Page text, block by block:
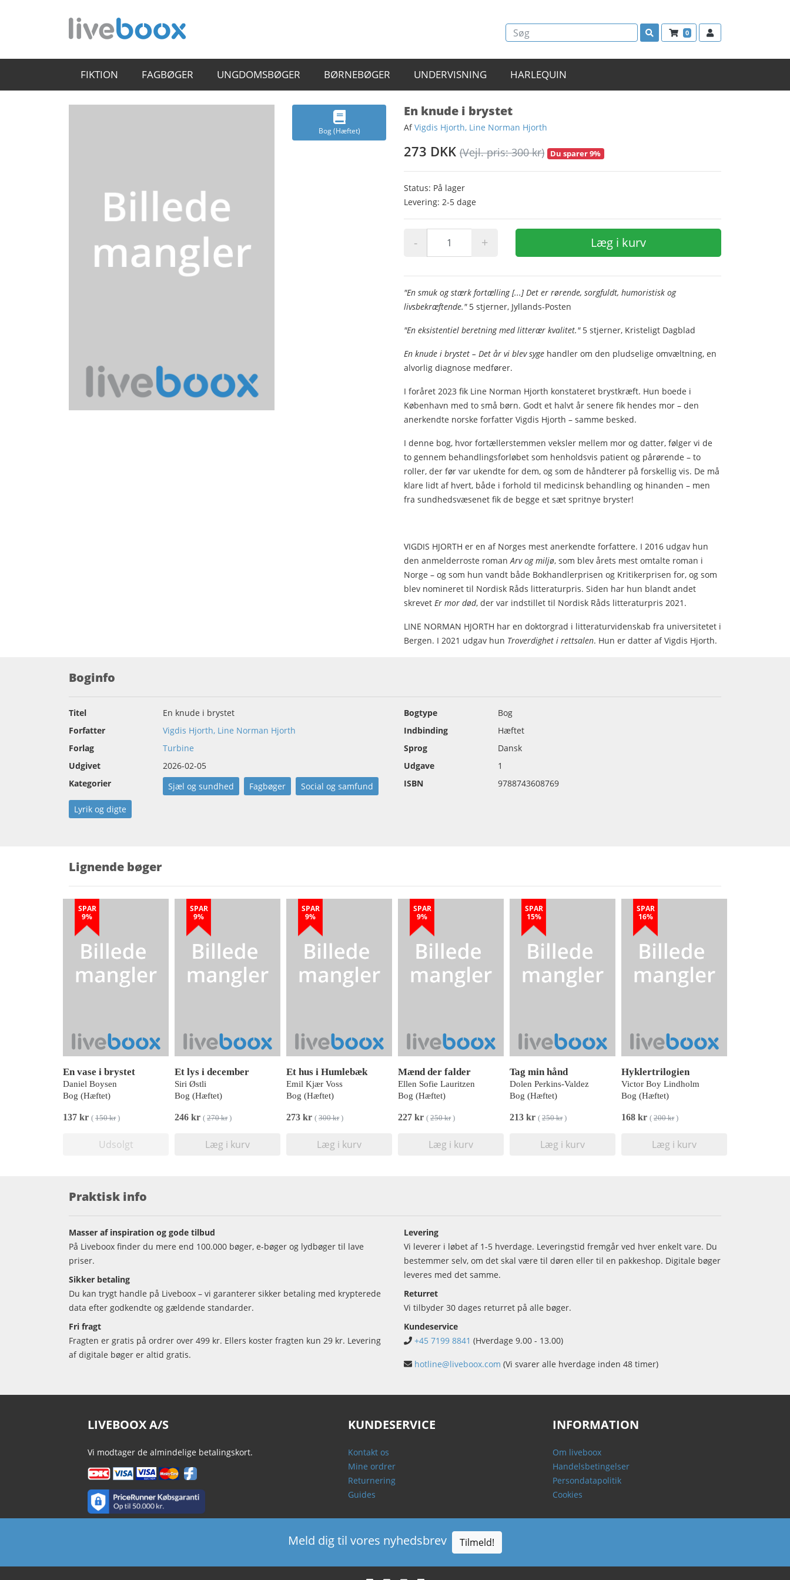
0
FIKTION FAGBØGER UNGDOMSBØGER BØRNEBØGER UNDERVISNING HARLEQUIN
Bog (Hæftet)
En knude i brystet
AfVigdis Hjorth, Line Norman Hjorth
273 DKK (Vejl. pris: 300 kr) Du sparer 9%
Status: På lager
Levering: 2-5 dage
- + Læg i kurv
"En smuk og stærk fortælling [...] Det er rørende, sorgfuldt, humoristisk og
livsbekræftende."5 stjerner, Jyllands-Posten
"En eksistentiel beretning med litterær kvalitet."5 stjerner, Kristeligt Dagblad
En knude i brystet – Det år vi blev syge handler om den pludselige omvæltning, en
alvorlig diagnose medfører.
I foråret 2023 fik Line Norman Hjorth konstateret brystkræft. Hun boede i
København med to små børn. Godt et halvt år senere fik hendes mor – den
anerkendte norske forfatter Vigdis Hjorth – samme besked.
I denne bog, hvor fortællerstemmen veksler mellem mor og datter, følger vi de
to gennem behandlingsforløbet som henholdsvis patient og pårørende – to
roller, der før var ukendte for dem, og som de håndterer på forskellig vis. De må
klare lidt af hvert, både i forhold til medicinsk behandling og hinanden – men
fra sundhedsvæsenet fik de begge et sæt spritnye bryster!
VIGDIS HJORTH er en af Norges mest anerkendte forfattere. I 2016 udgav hun
den anmelderroste romanArv og miljø, som blev årets mest omtalte roman i
Norge – og som hun vandt både Bokhandlerprisen og Kritikerprisen for, og som
blev nomineret til Nordisk Råds litteraturpris. Siden har hun blandt andet
skrevet Er mor død, der var indstillet til Nordisk Råds litteraturpris 2021.
LINE NORMAN HJORTH har en doktorgrad i litteraturvidenskab fra universitetet i
Bergen. I 2021 udgav hun Troverdighet i rettsalen. Hun er datter af Vigdis Hjorth.
Boginfo
Titel
En knude i brystet
Forfatter
Vigdis Hjorth, Line Norman Hjorth
Forlag
Turbine
Udgivet
2026-02-05
Kategorier
Sjæl og sundhed Fagbøger Social og samfund
Lyrik og digte
Bogtype
Bog
Indbinding
Hæftet
Sprog
Dansk
Udgave
1
ISBN
9788743608769
Lignende bøger
SPAR
9%
En vase i brystet
Daniel Boysen
Bog (Hæftet)
137 kr ( 150 kr)
Udsolgt
SPAR
9%
Et lys i december
Siri Østli
Bog (Hæftet)
246 kr ( 270 kr)
Læg i kurv
SPAR
9%
Et hus i Humlebæk
Emil Kjær Voss
Bog (Hæftet)
273 kr ( 300 kr)
Læg i kurv
SPAR
9%
Mænd der falder
Ellen Sofie Lauritzen
Bog (Hæftet)
227 kr ( 250 kr)
Læg i kurv
SPAR
15%
Tag min hånd
Dolen Perkins-Valdez
Bog (Hæftet)
213 kr ( 250 kr)
Læg i kurv
SPAR
16%
Hyklertrilogien
Victor Boy Lindholm
Bog (Hæftet)
168 kr ( 200 kr)
Læg i kurv
Praktisk info
Masser af inspiration og gode tilbud
På Liveboox finder du mere end 100.000 bøger, e-bøger og lydbøger til lave
priser.
Sikker betaling
Du kan trygt handle på Liveboox – vi garanterer sikker betaling med krypterede
data efter godkendte og gældende standarder.
Fri fragt
Fragten er gratis på ordrer over 499 kr. Ellers koster fragten kun 29 kr. Levering
af digitale bøger er altid gratis.
Levering
Vi leverer i løbet af 1-5 hverdage. Leveringstid fremgår ved hver enkelt vare. Du
bestemmer selv, om det skal være til døren eller til en pakkeshop. Digitale bøger
leveres med det samme.
Returret
Vi tilbyder 30 dages returret på alle bøger.
Kundeservice
+45 7199 8841 (Hverdage 9.00 - 13.00)
hotline@liveboox.com (Vi svarer alle hverdage inden 48 timer)
LIVEBOOX A/S
Vi modtager de almindelige betalingskort.
KUNDESERVICE
Kontakt os
Mine ordrer
Returnering
Guides
INFORMATION
Om liveboox
Handelsbetingelser
Persondatapolitik
Cookies
Meld dig til vores nyhedsbrev Tilmeld!